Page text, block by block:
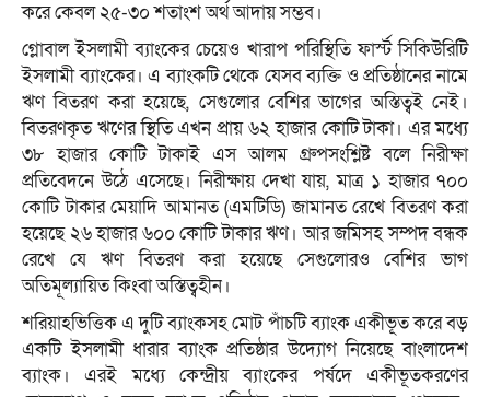
করে কেবল ২৫-৩০ শতাংশ অর্থ আদায় সম্ভব।
গ্লোবাল ইসলামী ব্যাংকের চেয়েও খারাপ পরিস্থিতি ফার্স্ট সিকিউরিটি
ইসলামী ব্যাংকের। এ ব্যাংকটি থেকে যেসব ব্যক্তি ও প্রতিষ্ঠানের নামে
ঋণ বিতরণ করা হয়েছে, সেগুলোর বেশির ভাগের অস্তিত্বই নেই।
বিতরণকৃত ঋণের স্থিতি এখন প্রায় ৬২ হাজার কোটি টাকা। এর মধ্যে
৩৮ হাজার কোটি টাকাই এস আলম গ্রুপসংশ্লিষ্ট বলে নিরীক্ষা
প্রতিবেদনে উঠে এসেছে। নিরীক্ষায় দেখা যায়, মাত্র ১ হাজার ৭০০
কোটি টাকার মেয়াদি আমানত (এমটিডি) জামানত রেখে বিতরণ করা
হয়েছে ২৬ হাজার ৬০০ কোটি টাকার ঋণ। আর জমিসহ সম্পদ বন্ধক
রেখে যে ঋণ বিতরণ করা হয়েছে সেগুলোরও বেশির ভাগ
অতিমূল্যায়িত কিংবা অস্তিত্বহীন।
শরিয়াহভিত্তিক এ দুটি ব্যাংকসহ মোট পাঁচটি ব্যাংক একীভূত করে বড়
একটি ইসলামী ধারার ব্যাংক প্রতিষ্ঠার উদ্যোগ নিয়েছে বাংলাদেশ
ব্যাংক। এরই মধ্যে কেন্দ্রীয় ব্যাংকের পর্ষদে একীভূতকরণের